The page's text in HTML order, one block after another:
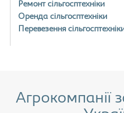
Ремонт сільгосптехніки
Оренда сільгосптехніки
Перевезення
Агрокомпанії